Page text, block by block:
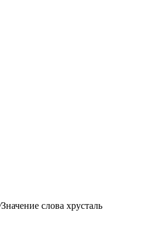
Значение слова хрусталь